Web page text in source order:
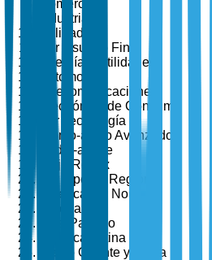
Comercial
Industrial
Utilidad
Por Usuario Final
Energía y Utilidades
Automotriz
Telecomunicaciones
Electrónica de Consumo
Por Tecnología
Plomo-ácido Avanzado
Sodio-azufre
Flujo Redox
Por Tipo de Región
América del Norte
Europa
Asia-Pacífico
América Latina
Medio Oriente y África